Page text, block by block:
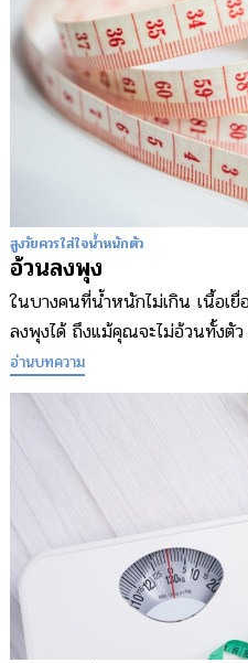
สูงวัยควรใส่ใจน้ำหนักตัว
อ้วนลงพุง
ในบางคนที่น้ำหนักไม่เกิน เนื้อเยื่
ลงพุงได้ ถึงแม้คุณจะไม่อ้วนทั้งตัว
อ่านบทความ